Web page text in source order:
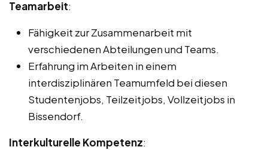
Teamarbeit:
Fähigkeit zur Zusammenarbeit mit
verschiedenen Abteilungen und Teams.
Erfahrung im Arbeiten in einem
interdisziplinären Teamumfeld bei diesen
Studentenjobs, Teilzeitjobs, Vollzeitjobs in
Bissendorf.
Interkulturelle Kompetenz: